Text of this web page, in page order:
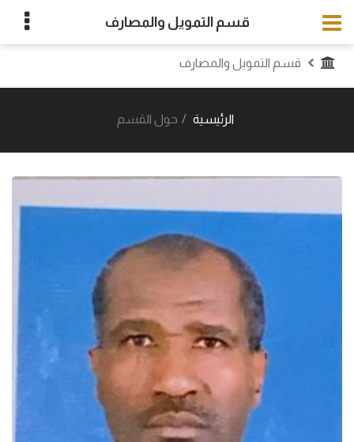
قسم التمويل والمصارف
قسم التمويل والمصارف
الرئيسية حول القسم